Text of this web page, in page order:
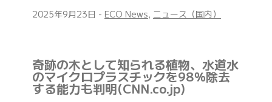
2025年9月23日 - ECO News, ニュース（国内）
奇跡の木として知られる植物、水道水
のマイクロプラスチックを98％除去
する能力も判明(CNN.co.jp)